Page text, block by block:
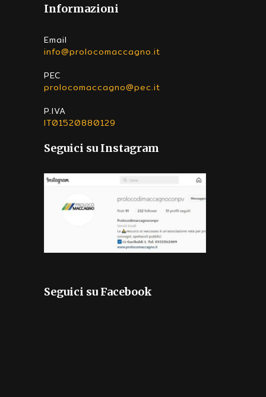
Informazioni
Email
info@prolocomaccagno.it
PEC
prolocomaccagno@pec.it
P.IVA
IT01520880129
Seguici su Instagram
Seguici su Facebook